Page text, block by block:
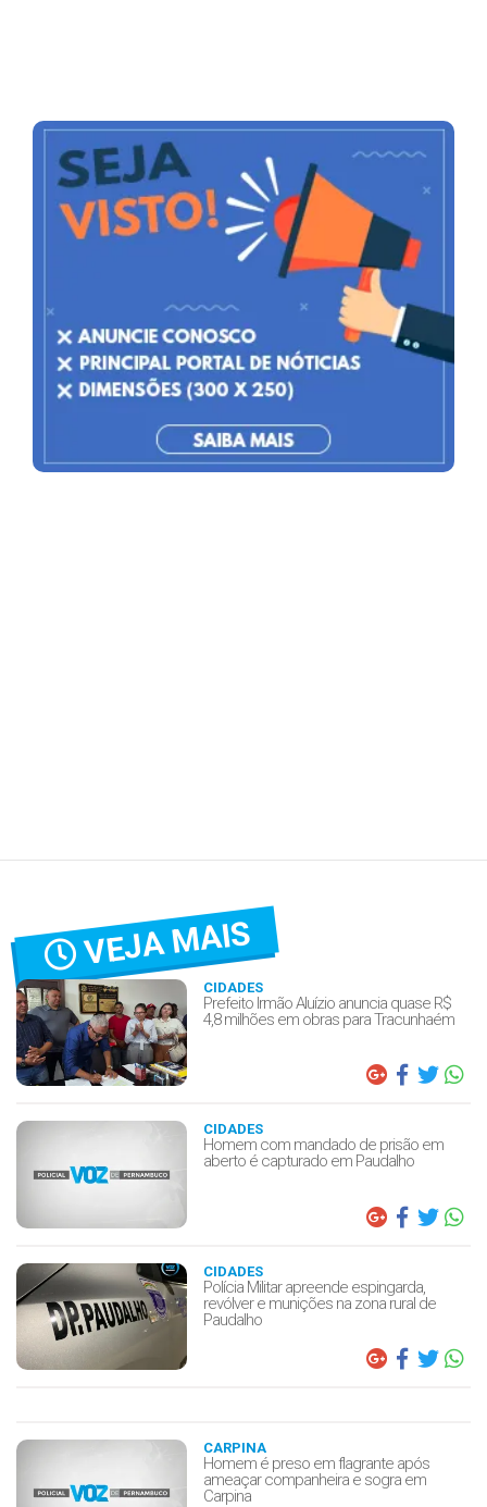
VEJA MAIS
CIDADES
Prefeito Irmão Aluízio anuncia quase R$
4,8 milhões em obras para Tracunhaém
CIDADES
Homem com mandado de prisão em
aberto é capturado em Paudalho
CIDADES
Polícia Militar apreende espingarda,
revólver e munições na zona rural de
Paudalho
CARPINA
Homem é preso em flagrante após
ameaçar companheira e sogra em
Carpina